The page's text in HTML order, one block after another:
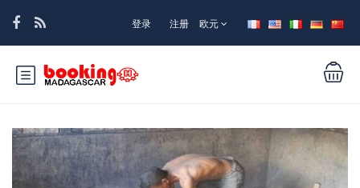
登录 注册 欧元